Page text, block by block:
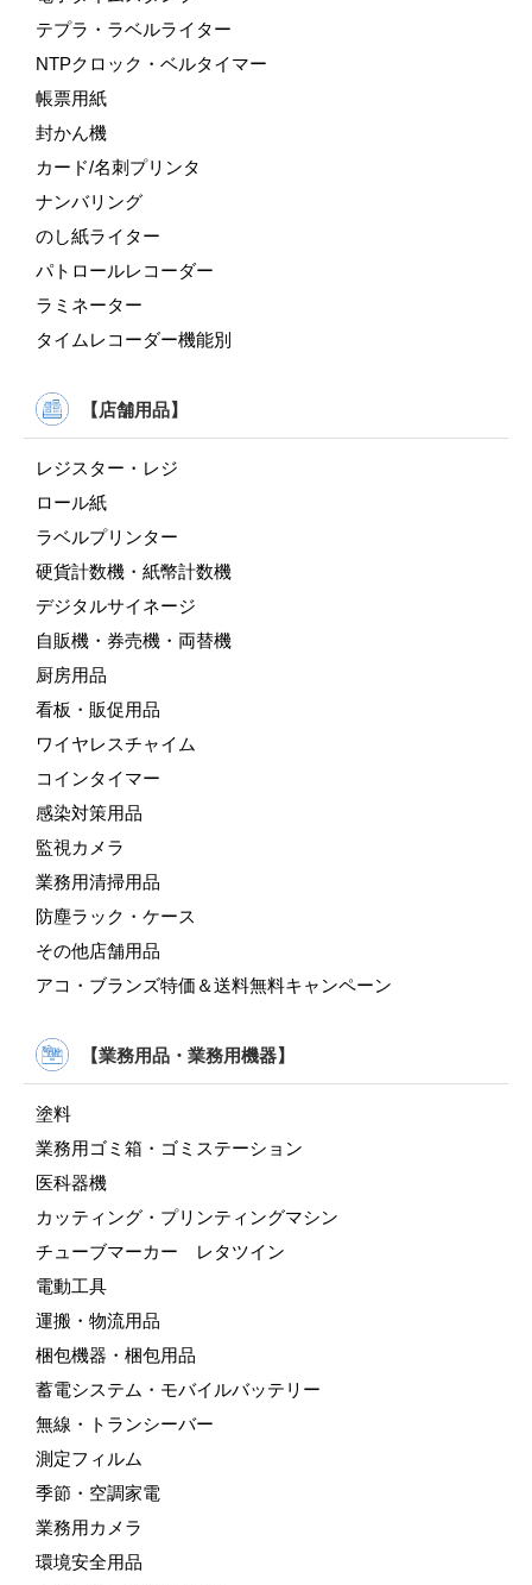
テプラ・ラベルライター
NTPクロック・ベルタイマー
帳票用紙
封かん機
カード/名刺プリンタ
ナンバリング
のし紙ライター
パトロールレコーダー
ラミネーター
タイムレコーダー機能別
【店舗用品】
レジスター・レジ
ロール紙
ラベルプリンター
硬貨計数機・紙幣計数機
デジタルサイネージ
自販機・券売機・両替機
厨房用品
看板・販促用品
ワイヤレスチャイム
コインタイマー
感染対策用品
監視カメラ
業務用清掃用品
防塵ラック・ケース
その他店舗用品
アコ・ブランズ特価＆送料無料キャンペーン
【業務用品・業務用機器】
塗料
業務用ゴミ箱・ゴミステーション
医科器機
カッティング・プリンティングマシン
チューブマーカー レタツイン
電動工具
運搬・物流用品
梱包機器・梱包用品
蓄電システム・モバイルバッテリー
無線・トランシーバー
測定フィルム
季節・空調家電
業務用カメラ
環境安全用品